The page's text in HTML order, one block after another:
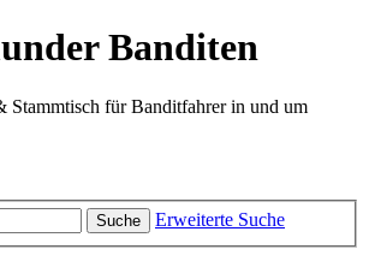
Banditen
Stammtisch für Banditfahrer in und um
Suche Erweiterte Suche